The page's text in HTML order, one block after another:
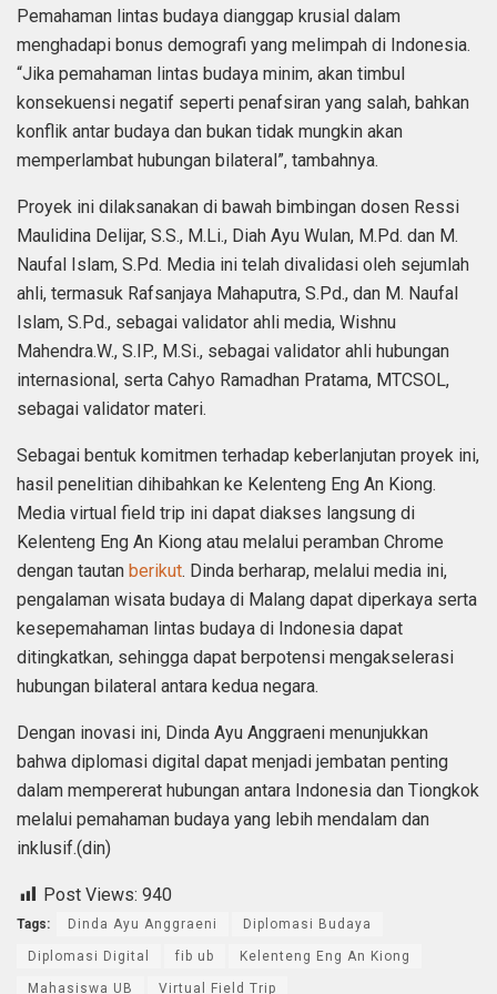
Pemahaman lintas budaya dianggap krusial dalam
menghadapi bonus demografi yang melimpah di Indonesia.
“Jika pemahaman lintas budaya minim, akan timbul
konsekuensi negatif seperti penafsiran yang salah, bahkan
konflik antar budaya dan bukan tidak mungkin akan
memperlambat hubungan bilateral”, tambahnya.
Proyek ini dilaksanakan di bawah bimbingan dosen Ressi
Maulidina Delijar, S.S., M.Li., Diah Ayu Wulan, M.Pd. dan M.
Naufal Islam, S.Pd. Media ini telah divalidasi oleh sejumlah
ahli, termasuk Rafsanjaya Mahaputra, S.Pd., dan M. Naufal
Islam, S.Pd., sebagai validator ahli media, Wishnu
Mahendra.W., S.IP., M.Si., sebagai validator ahli hubungan
internasional, serta Cahyo Ramadhan Pratama, MTCSOL,
sebagai validator materi.
Sebagai bentuk komitmen terhadap keberlanjutan proyek ini,
hasil penelitian dihibahkan ke Kelenteng Eng An Kiong.
Media virtual field trip ini dapat diakses langsung di
Kelenteng Eng An Kiong atau melalui peramban Chrome
dengan tautan berikut. Dinda berharap, melalui media ini,
pengalaman wisata budaya di Malang dapat diperkaya serta
kesepemahaman lintas budaya di Indonesia dapat
ditingkatkan, sehingga dapat berpotensi mengakselerasi
hubungan bilateral antara kedua negara.
Dengan inovasi ini, Dinda Ayu Anggraeni menunjukkan
bahwa diplomasi digital dapat menjadi jembatan penting
dalam mempererat hubungan antara Indonesia dan Tiongkok
melalui pemahaman budaya yang lebih mendalam dan
inklusif.(din)
Post Views: 940
Tags: Dinda Ayu Anggraeni Diplomasi Budaya
Diplomasi Digital fib ub Kelenteng Eng An Kiong
Mahasiswa UB Virtual Field Trip